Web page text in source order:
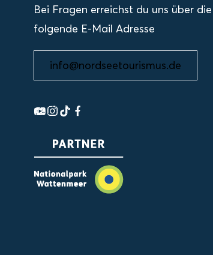
Bei Fragen erreichst du uns über die
folgende E-Mail Adresse
info@nordseetourismus.de